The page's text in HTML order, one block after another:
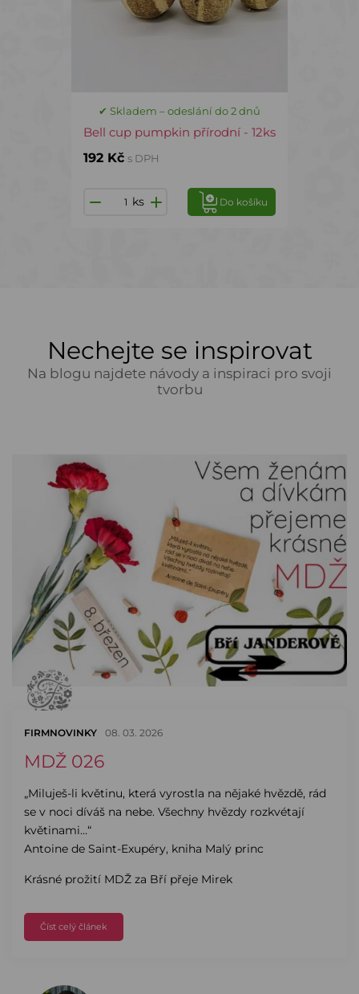
✔ Skladem – odeslání do 2 dnů
Bell cup pumpkin přírodní - 12ks
192 Kč s DPH
ks Do košíku
Nechejte se inspirovat
Na blogu najdete návody a inspiraci pro svoji
tvorbu
FIRMNOVINKY 08. 03. 2026
MDŽ 026
„Miluješ-li květinu, která vyrostla na nějaké hvězdě, rád
se v noci díváš na nebe. Všechny hvězdy rozkvétají
květinami…“
Antoine de Saint-Exupéry, kniha Malý princ
Krásné prožití MDŽ za Bří přeje Mirek
Číst celý článek